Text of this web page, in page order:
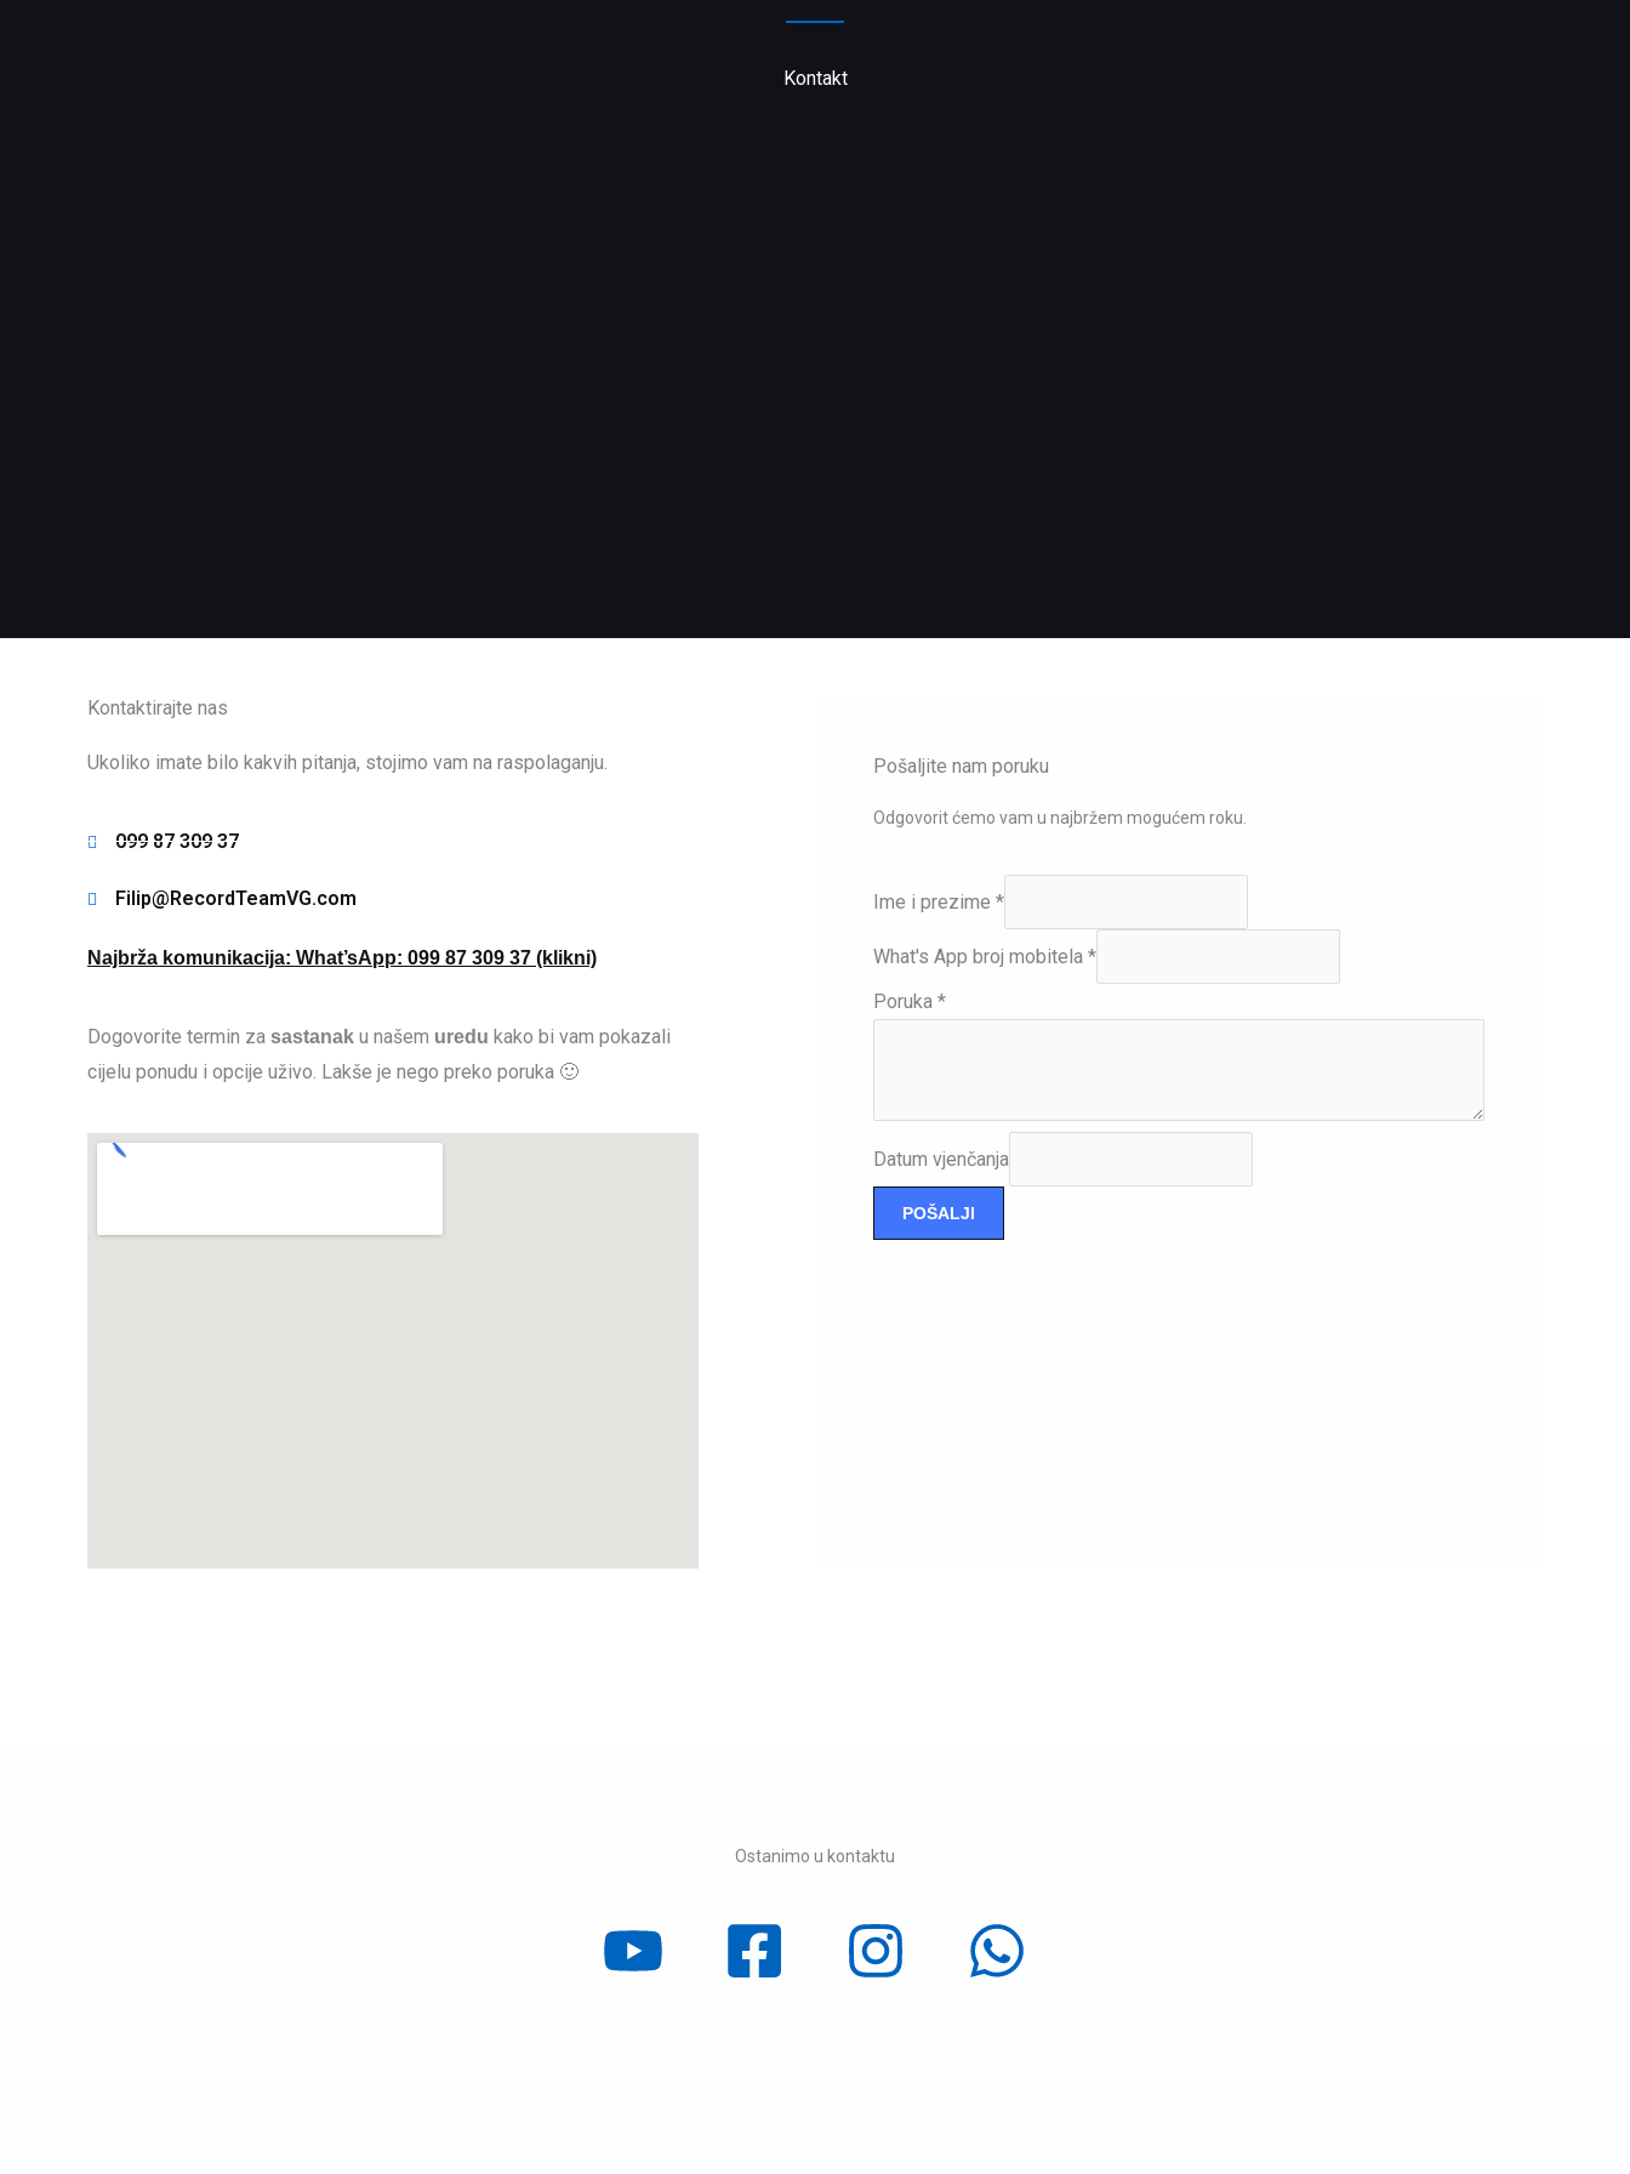
Kontakt
Kontaktirajte nas
Ukoliko imate bilo kakvih pitanja, stojimo vam na raspolaganju.
099 87 309 37
Filip@RecordTeamVG.com
Najbrža komunikacija: What’sApp: 099 87 309 37 (klikni)
Dogovorite termin za sastanak u našem uredu kako bi vam pokazali
cijelu ponudu i opcije uživo. Lakše je nego preko poruka 🙂
Pošaljite nam poruku
Odgovorit ćemo vam u najbržem mogućem roku.
Ime i prezime *
What's App broj mobitela *
Poruka *
Datum vjenčanja
POŠALJI
Ostanimo u kontaktu